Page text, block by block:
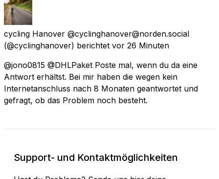
cycling Hanover @cyclinghanover@norden.social
(@cyclinghanover) berichtet vor 26 Minuten
@jono0815 @DHLPaket Poste mal, wenn du da eine
Antwort erhältst. Bei mir haben die wegen kein
Internetanschluss nach 8 Monaten geantwortet und
gefragt, ob das Problem noch besteht.
Support- und Kontaktmöglichkeiten